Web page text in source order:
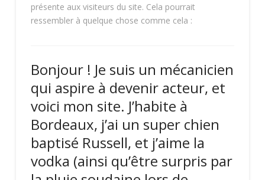
présente aux visiteurs du site. Cela pourrait
ressembler à quelque chose comme cela :
Bonjour ! Je suis un mécanicien
qui aspire à devenir acteur, et
voici mon site. J’habite à
Bordeaux, j’ai un super chien
baptisé Russell, et j’aime la
vodka (ainsi qu’être surpris par